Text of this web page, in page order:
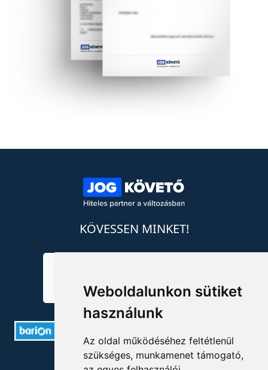
Weboldalunkon sütiket
használunk
Az oldal működéséhez feltétlenül
szükséges, munkamenet támogató,
KÖVESSEN MINKET!
ELÉRHETŐSÉGEK